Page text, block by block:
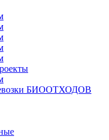
БИООТХОДОВ